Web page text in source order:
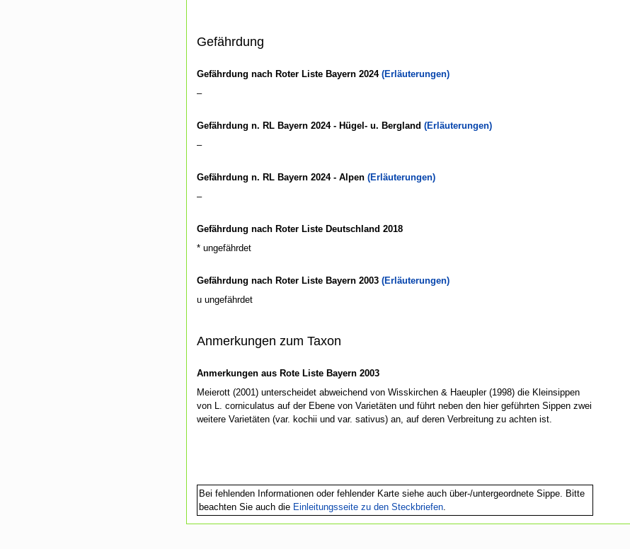
Gefährdung
Gefährdung nach Roter Liste Bayern 2024 (Erläuterungen)
–
Gefährdung n. RL Bayern 2024 - Hügel- u. Bergland (Erläuterungen)
–
Gefährdung n. RL Bayern 2024 - Alpen (Erläuterungen)
–
Gefährdung nach Roter Liste Deutschland 2018
* ungefährdet
Gefährdung nach Roter Liste Bayern 2003 (Erläuterungen)
u ungefährdet
Anmerkungen zum Taxon
Anmerkungen aus Rote Liste Bayern 2003
Meierott (2001) unterscheidet abweichend von Wisskirchen & Haeupler (1998) die Kleinsippen
von L. corniculatus auf der Ebene von Varietäten und führt neben den hier geführten Sippen zwei
weitere Varietäten (var. kochii und var. sativus) an, auf deren Verbreitung zu achten ist.
Bei fehlenden Informationen oder fehlender Karte siehe auch über-/untergeordnete Sippe. Bitte
beachten Sie auch die Einleitungsseite zu den Steckbriefen.